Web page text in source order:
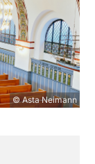
© Asta Neimann